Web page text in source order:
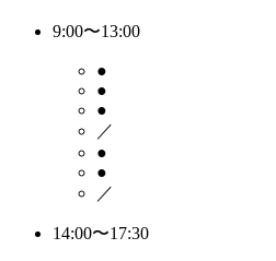
9:00〜13:00
●
●
●
／
●
●
／
14:00〜17:30